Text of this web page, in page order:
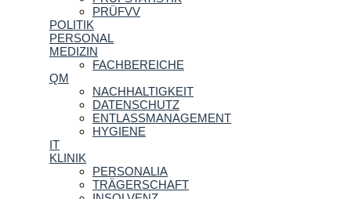
PRÜFVV
POLITIK
PERSONAL
MEDIZIN
FACHBEREICHE
QM
NACHHALTIGKEIT
DATENSCHUTZ
ENTLASSMANAGEMENT
HYGIENE
IT
KLINIK
PERSONALIA
TRÄGERSCHAFT